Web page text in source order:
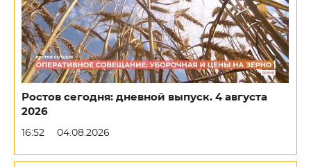
Ростов сегодня: дневной выпуск. 4 августа
2026
16:52 04.08.2026